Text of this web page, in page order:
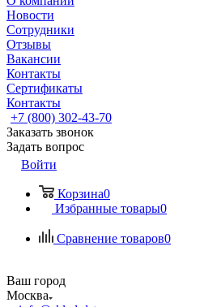
Новости
Сотрудники
Отзывы
Вакансии
Контакты
Сертификаты
Контакты
+7 (800) 302-43-70
Заказать звонок
Задать вопрос
Войти
Корзина0
Избранные товары0
Сравнение товаров0
Ваш город
Москва